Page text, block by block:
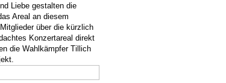
Liebe gestalten die
Areal an diesem
über die kürzlich
Konzertareal direkt
die Wahlkämpfer Tillich